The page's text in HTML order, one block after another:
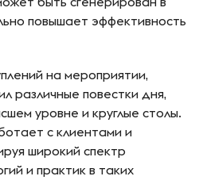
повышает эффективность
на мероприятии,
различные повестки дня,
уровне и круглые столы.
с клиентами и
широкий спектр
и практик в таких